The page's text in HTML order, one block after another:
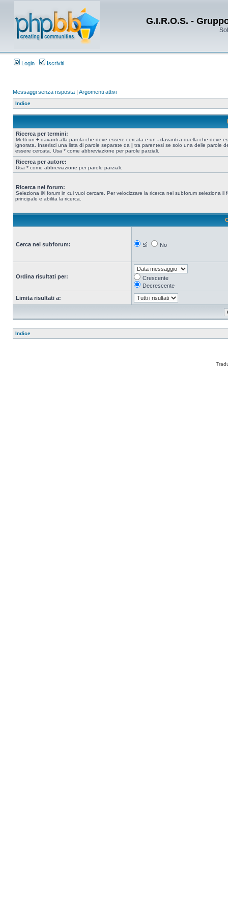
G.I.R.O.S. -
Login Iscriviti
Messaggi senza risposta | Argomenti attivi
Indice
Ricerca per termini:
Metti un + davanti alla parola che deve essere cercata e un - davanti a quella che deve
ignorata. Inserisci una lista di parole separate da | tra parentesi se solo una delle parole
essere cercata. Usa * come abbreviazione per parole parziali.
Ricerca per autore:
Usa * come abbreviazione per parole parziali.
Ricerca nei forum:
Seleziona il/i forum in cui vuoi cercare. Per velocizzare la ricerca nei subforum seleziona il
principale e abilita la ricerca.
Cerca nei subforum: Sì No
Ordina risultati per:
Crescente
Decrescente
Limita risultati a:
Indice